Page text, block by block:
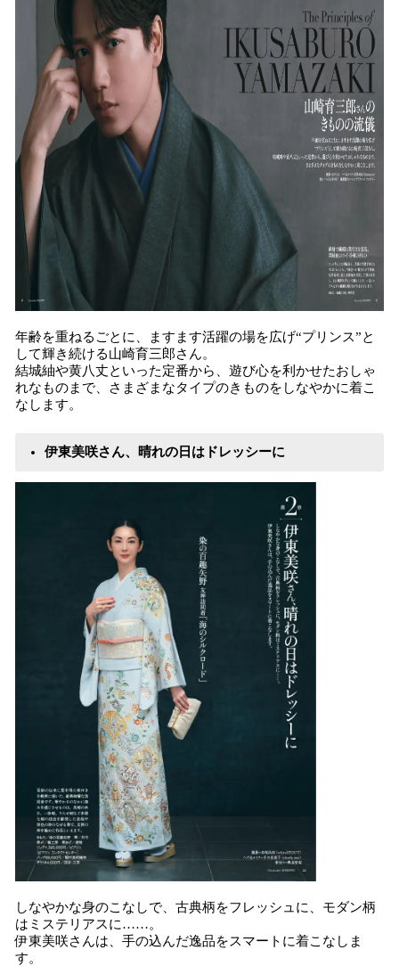
年齢を重ねるごとに、ますます活躍の場を広げ“プリンス”と
して輝き続ける山崎育三郎さん。
結城紬や黄八丈といった定番から、遊び心を利かせたおしゃ
れなものまで、さまざまなタイプのきものをしなやかに着こ
なします。
伊東美咲さん、晴れの日はドレッシーに
しなやかな身のこなしで、古典柄をフレッシュに、モダン柄
はミステリアスに……。
伊東美咲さんは、手の込んだ逸品をスマートに着こなしま
す。